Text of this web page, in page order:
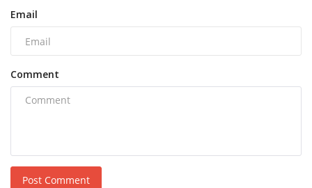
Email
Comment
Post Comment